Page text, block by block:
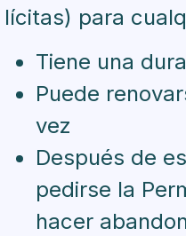
lícitas) para
Tiene una
Puede
vez
Después de
pedirse la
hacer